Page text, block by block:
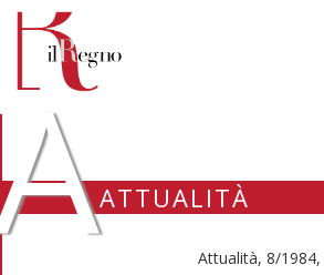
ATTUALITÀ
Attualità, 8/